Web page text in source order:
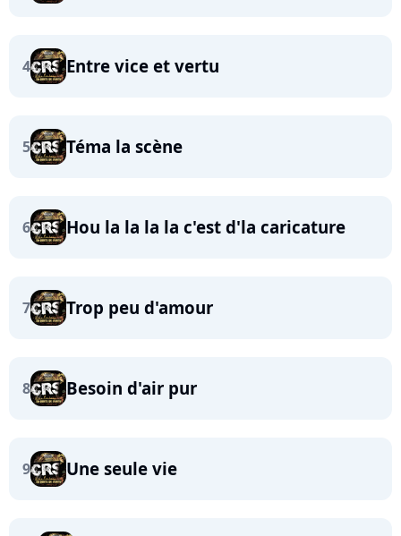
4 Entre vice et vertu
5 Téma la scène
6 Hou la la la la c'est d'la caricature
7 Trop peu d'amour
8 Besoin d'air pur
9 Une seule vie